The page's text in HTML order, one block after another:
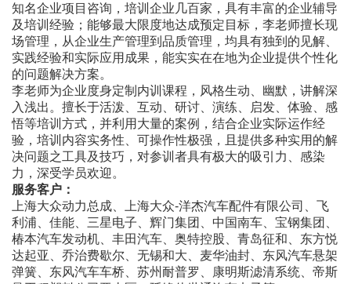
知名企业项目咨询，培训企业几百家，具有丰富的企业辅导
及培训经验；能够最大限度地达成预定目标，李老师擅长现
场管理，从企业生产管理到品质管理，均具有独到的见解、
实践经验和实际应用成果，能实实在在地为企业提供个性化
的问题解决方案。
李老师为企业度身定制内训课程，风格生动、幽默，讲解深
入浅出。擅长于活泼、互动、研讨、演练、启发、体验、感
悟等培训方式，并利用大量的案例，结合企业实际运作经
验，培训内容实务性、可操作性极强，且提供多种实用的解
决问题之工具及技巧，对参训者具有极大的吸引力、感染
力，深受学员欢迎。
服务客户：
上海大众动力总成、上海大众-洋杰汽车配件有限公司、飞
利浦、佳能、三星电子、辉门集团、中国南车、宝钢集团、
椿本汽车发动机、丰田汽车、奥特控股、青岛征和、东方悦
达起亚、乔治费歇尔、无锡和大、麦华油封、东风汽车悬架
弹簧、东风汽车车桥、苏州耐普罗、康明斯滤清系统、帝斯